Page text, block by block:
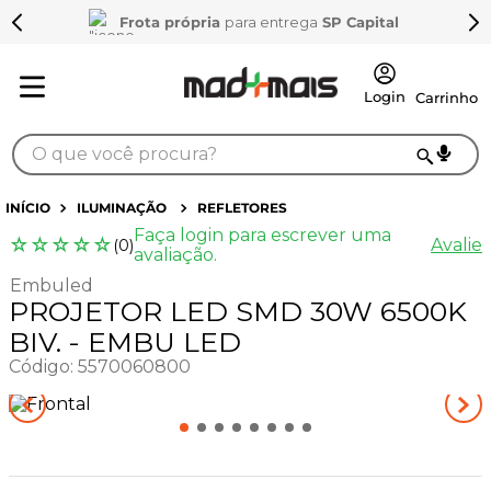
Frota própria para entrega SP Capital
O que você procura?
ILUMINAÇÃO REFLETORES
☆☆☆☆☆ (0) Faça login para escrever uma
avaliação.
Avalie
Embuled
PROJETOR LED SMD 30W 6500K
BIV. - EMBU LED
Código: 5570060800
TERMOS MAIS BUSCADOS
1º
sarrafo
2º
compensados
3º
compensado naval
4º
napa
5
mdf 15mm